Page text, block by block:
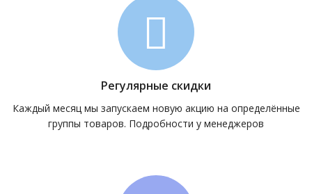
Регулярные скидки
Каждый месяц мы запускаем новую акцию на определённые
группы товаров. Подробности у менеджеров